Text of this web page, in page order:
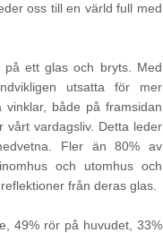
oss till en värld full med
på ett glas och bryts. Med
utsatta för mer
både på framsidan
vårt vardagsliv. Detta leder
Fler än 80% av
och utomhus och
från deras glas.
49% rör på huvudet, 33%